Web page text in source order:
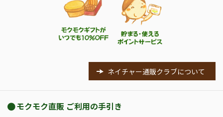
ネイチャー通販クラブについて
モクモク直販 ご利用の手引き